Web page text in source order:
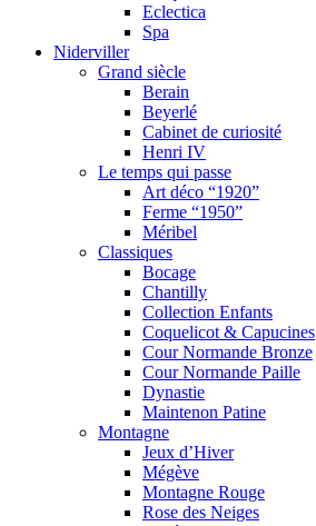
Eclectica
Spa
Niderviller
Grand siècle
Berain
Beyerlé
Cabinet de curiosité
Henri IV
Le temps qui passe
Art déco “1920”
Ferme “1950”
Méribel
Classiques
Bocage
Chantilly
Collection Enfants
Coquelicot & Capucines
Cour Normande Bronze
Cour Normande Paille
Dynastie
Maintenon Patine
Montagne
Jeux d’Hiver
Mégève
Montagne Rouge
Rose des Neiges